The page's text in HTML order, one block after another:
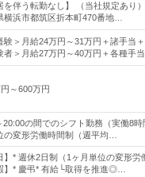
を伴う転勤なし】 （当社規定あり
横浜市都筑区折本町470番地…
験＞月給24万円～31万円＋諸手当
者＞月給27万円～40万円＋各種手
～600万円
20:00の間でのシフト勤務（実働8
の変形労働時間制（週平均…
】* 週休2日制（1ヶ月単位の変形労
】* 慶弔* 有給└取得を推進◎…